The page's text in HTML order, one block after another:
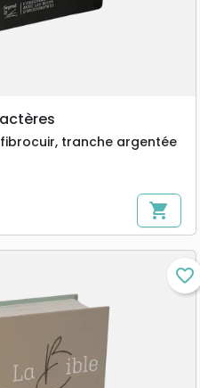
tranche argentée
shopping_cart
favorite_border